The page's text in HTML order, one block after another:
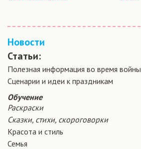
Новости
Статьи:
Полезная информация во время войны
Сценарии и идеи к праздникам
Обучение
Раскраски
Сказки, стихи, скороговорки
Красота и стиль
Семья